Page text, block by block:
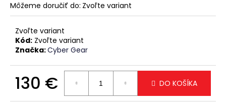
Môžeme doručiť do: Zvoľte variant
Zvoľte variant
Kód: Zvoľte variant
Značka:Cyber Gear
130 € DO KOŠÍKA
ú
č
m
e